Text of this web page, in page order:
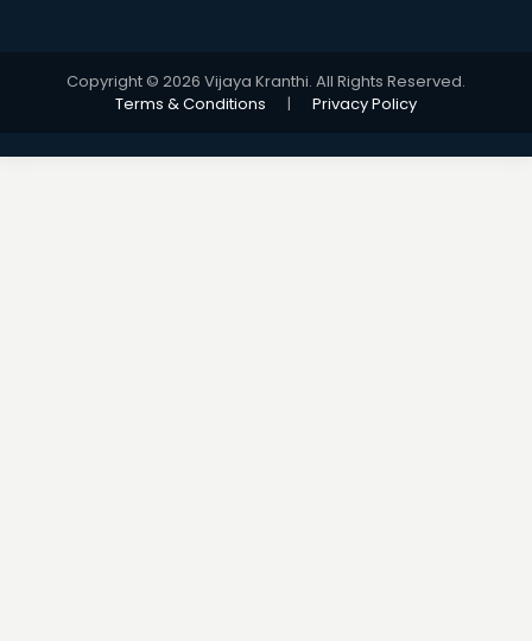
Copyright © 2026 Vijaya Kranthi. All Rights Reserved.
Terms & Conditions
| Privacy Policy